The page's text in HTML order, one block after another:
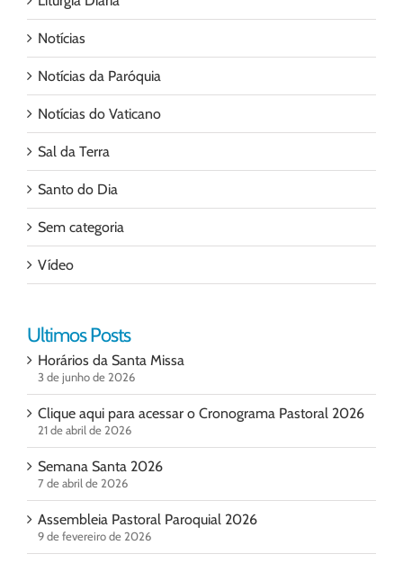
Notícias
Notícias da Paróquia
Notícias do Vaticano
Sal da Terra
Santo do Dia
Sem categoria
Vídeo
Ultimos Posts
Horários da Santa Missa
3 de junho de 2026
Clique aqui para acessar o Cronograma Pastoral 2026
21 de abril de 2026
Semana Santa 2026
7 de abril de 2026
Assembleia Pastoral Paroquial 2026
9 de fevereiro de 2026